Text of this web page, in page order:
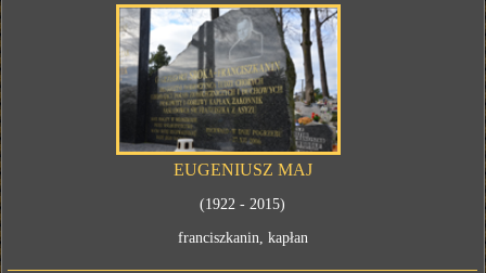
EUGENIUSZ MAJ
(1922 - 2015)
franciszkanin, kapłan